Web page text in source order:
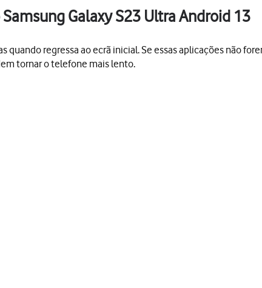
Galaxy S23 Ultra Android 13
regressa ao ecrã inicial. Se essas aplicações não
tornar o telefone mais lento.